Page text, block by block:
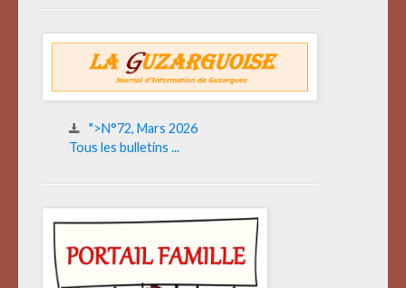
">N°72, Mars 2026
Tous les bulletins ...